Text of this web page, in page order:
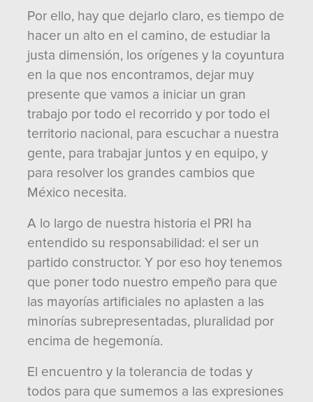
Por ello, hay que dejarlo claro, es tiempo de
hacer un alto en el camino, de estudiar la
justa dimensión, los orígenes y la coyuntura
en la que nos encontramos, dejar muy
presente que vamos a iniciar un gran
trabajo por todo el recorrido y por todo el
territorio nacional, para escuchar a nuestra
gente, para trabajar juntos y en equipo, y
para resolver los grandes cambios que
México necesita.
A lo largo de nuestra historia el PRI ha
entendido su responsabilidad: el ser un
partido constructor. Y por eso hoy tenemos
que poner todo nuestro empeño para que
las mayorías artificiales no aplasten a las
minorías subrepresentadas, pluralidad por
encima de hegemonía.
El encuentro y la tolerancia de todas y
todos para que sumemos a las expresiones